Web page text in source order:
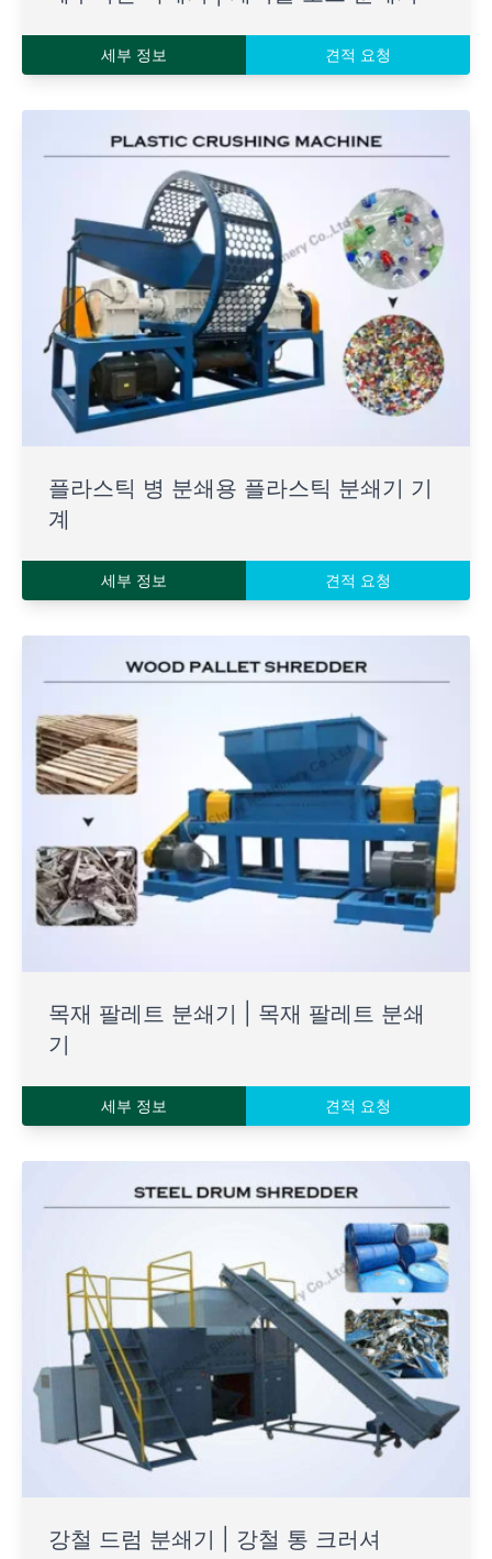
세부 정보 견적 요청
플라스틱 병 분쇄용 플라스틱 분쇄기 기
계
세부 정보 견적 요청
목재 팔레트 분쇄기 | 목재 팔레트 분쇄
기
세부 정보 견적 요청
강철 드럼 분쇄기 | 강철 통 크러셔